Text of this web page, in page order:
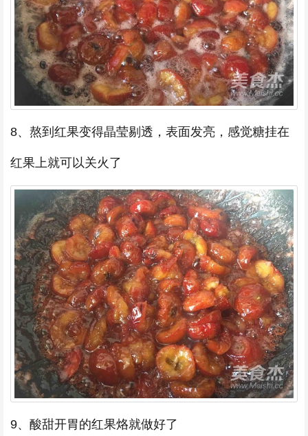
8、熬到红果变得晶莹剔透，表面发亮，感觉糖挂在
红果上就可以关火了
9、酸甜开胃的红果烙就做好了